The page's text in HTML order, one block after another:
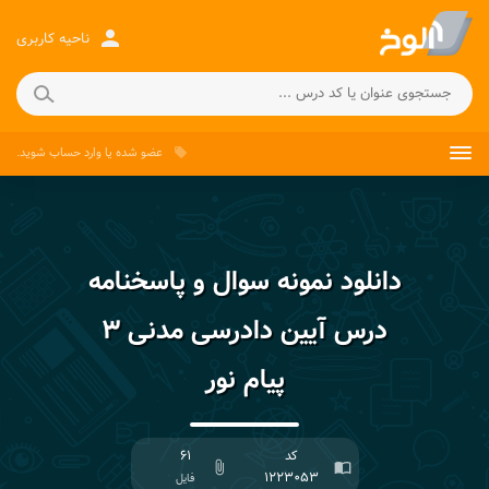
person ناحیه کاربری
local_offer عضو شده یاوارد حساب شوید.
دانلود نمونه سوال و پاسخنامه
درس آیین دادرسی مدنی ۳
پیام نور
import_contacts
کد
۱۲۲۳۰۵۳
attach_file
۶۱
فایل